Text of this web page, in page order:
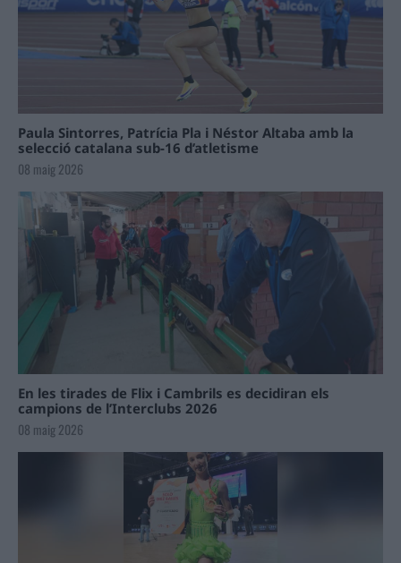
Paula Sintorres, Patrícia Pla i Néstor Altaba amb la
selecció catalana sub-16 d’atletisme
08 maig 2026
En les tirades de Flix i Cambrils es decidiran els
campions de l’Interclubs 2026
08 maig 2026